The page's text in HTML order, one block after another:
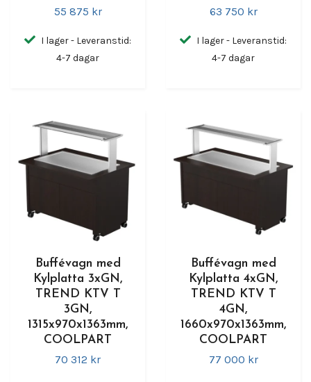
55 875 kr
I lager - Leveranstid:
4-7 dagar
63 750 kr
I lager - Leveranstid:
4-7 dagar
Buffévagn med
Kylplatta 3xGN,
TREND KTV T
3GN,
1315x970x1363mm,
COOLPART
70 312 kr
Buffévagn med
Kylplatta 4xGN,
TREND KTV T
4GN,
1660x970x1363mm,
COOLPART
77 000 kr